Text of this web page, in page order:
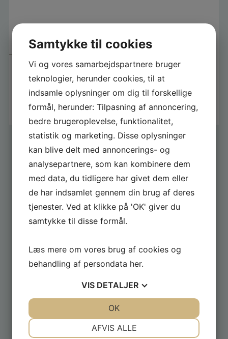
FITNESS 1 SWIMSPA /LAV
PASSION FITNESS
FÅ GODE TILBUD
Samtykke til cookies
Vi og vores samarbejdspartnere bruger
teknologier, herunder cookies, til at
indsamle oplysninger om dig til forskellige
formål, herunder: Tilpasning af annoncering,
bedre brugeroplevelse, funktionalitet,
statistik og marketing. Disse oplysninger
kan blive delt med annoncerings- og
analysepartnere, som kan kombinere dem
med data, du tidligere har givet dem eller
de har indsamlet gennem din brug af deres
tjenester. Ved at klikke på 'OK' giver du
samtykke til disse formål.
Læs mere om vores brug af cookies og
behandling af persondata her.
VIS DETALJER
AFVIS ALLE
OK